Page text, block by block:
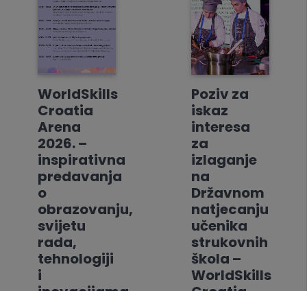
WorldSkills
Croatia
Arena
2026. –
inspirativna
predavanja
o
obrazovanju,
svijetu
rada,
tehnologiji
i
Poziv za
iskaz
interesa
za
izlaganje
na
Državnom
natjecanju
učenika
strukovnih
škola –
WorldSkills